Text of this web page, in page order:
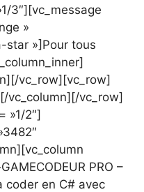
3″][vc_message
»
star »]Pour tous
vc_row][vc_row]
vc_column][/vc_row]
»1/2″]
PRO –
coder en C# avec